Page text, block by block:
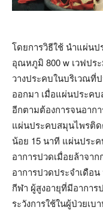
โดยการวิธีใช้ นำแผ่นป
อุณหภูมิ 800 w เวฟปร
วางประคบในบริเวณที่
ออกมา เมื่อแผ่นประค
อีกตามต้องการจนอาก
แผ่นประคบสมุนไพรติด
น้อย 15 นาที แผ่นประ
อาการปวดเมื่อยล้าจา
อาการปวดประจำเดือ
กีฬา ผู้สูงอายุที่มีอาการ
ระวังการใช้ในผู้ป่วยเ